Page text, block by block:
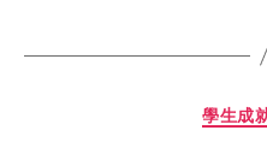
學生成